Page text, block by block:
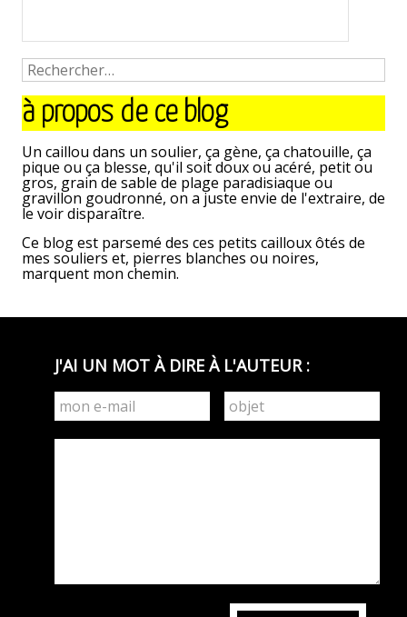
à propos de ce blog
Un caillou dans un soulier, ça gène, ça chatouille, ça
pique ou ça blesse, qu'il soit doux ou acéré, petit ou
gros, grain de sable de plage paradisiaque ou
gravillon goudronné, on a juste envie de l'extraire, de
le voir disparaître.
Ce blog est parsemé des ces petits cailloux ôtés de
mes souliers et, pierres blanches ou noires,
marquent mon chemin.
J'AI UN MOT À DIRE À L'AUTEUR :